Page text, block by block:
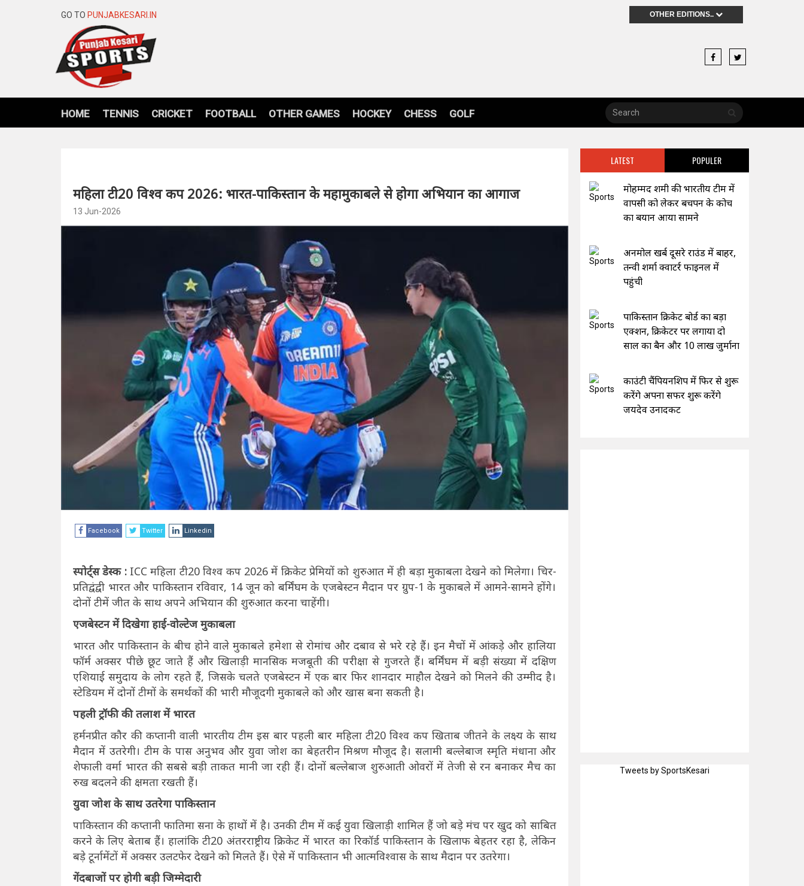
GO TO PUNJABKESARI.IN OTHER EDITIONS..
HOME TENNIS CRICKET FOOTBALL OTHER GAMES HOCKEY CHESS GOLF
महिला टी20 विश्व कप 2026: भारत-पाकिस्तान के महामुकाबले से होगा अभियान का आगाज
13 Jun-2026
Facebook Twitter Linkedin
स्पोर्ट्स डेस्क :ICC महिला टी20 विश्व कप 2026 में क्रिकेट प्रेमियों को शुरुआत में ही बड़ा मुकाबला देखने को मिलेगा। चिर-
प्रतिद्वंद्वी भारत और पाकिस्तान रविवार, 14 जून को बर्मिंघम के एजबेस्टन मैदान पर ग्रुप-1 के मुकाबले में आमने-सामने होंगे।
दोनों टीमें जीत के साथ अपने अभियान की शुरुआत करना चाहेंगी।
एजबेस्टन में दिखेगा हाई-वोल्टेज मुकाबला
भारत और पाकिस्तान के बीच होने वाले मुकाबले हमेशा से रोमांच और दबाव से भरे रहे हैं। इन मैचों में आंकड़े और हालिया
फॉर्म अक्सर पीछे छूट जाते हैं और खिलाड़ी मानसिक मजबूती की परीक्षा से गुजरते हैं। बर्मिंघम में बड़ी संख्या में दक्षिण
एशियाई समुदाय के लोग रहते हैं, जिसके चलते एजबेस्टन में एक बार फिर शानदार माहौल देखने को मिलने की उम्मीद है।
स्टेडियम में दोनों टीमों के समर्थकों की भारी मौजूदगी मुकाबले को और खास बना सकती है।
पहली ट्रॉफी की तलाश में भारत
हर्मनप्रीत कौर की कप्तानी वाली भारतीय टीम इस बार पहली बार महिला टी20 विश्व कप खिताब जीतने के लक्ष्य के साथ
मैदान में उतरेगी। टीम के पास अनुभव और युवा जोश का बेहतरीन मिश्रण मौजूद है। सलामी बल्लेबाज स्मृति मंधाना और
शेफाली वर्मा भारत की सबसे बड़ी ताकत मानी जा रही हैं। दोनों बल्लेबाज शुरुआती ओवरों में तेजी से रन बनाकर मैच का
रुख बदलने की क्षमता रखती हैं।
युवा जोश के साथ उतरेगा पाकिस्तान
पाकिस्तान की कप्तानी फातिमा सना के हाथों में है। उनकी टीम में कई युवा खिलाड़ी शामिल हैं जो बड़े मंच पर खुद को साबित
करने के लिए बेताब हैं। हालांकि टी20 अंतरराष्ट्रीय क्रिकेट में भारत का रिकॉर्ड पाकिस्तान के खिलाफ बेहतर रहा है, लेकिन
बड़े टूर्नामेंटों में अक्सर उलटफेर देखने को मिलते हैं। ऐसे में पाकिस्तान भी आत्मविश्वास के साथ मैदान पर उतरेगा।
गेंदबाजों पर होगी बड़ी जिम्मेदारी
LATEST POPULER
मोहम्मद शमी की भारतीय टीम में
वापसी को लेकर बचपन के कोच
का बयान आया सामने
अनमोल खर्ब दूसरे राउंड में बाहर,
तन्वी शर्मा क्वाटर्र फाइनल में
पहुंची
पाकिस्तान क्रिकेट बोर्ड का बड़ा
एक्शन, क्रिकेटर पर लगाया दो
साल का बैन और 10 लाख जुर्माना
काउंटी चैंपियनशिप में फिर से शुरू
करेंगे अपना सफर शुरू करेंगे
जयदेव उनादकट
Tweets by SportsKesari